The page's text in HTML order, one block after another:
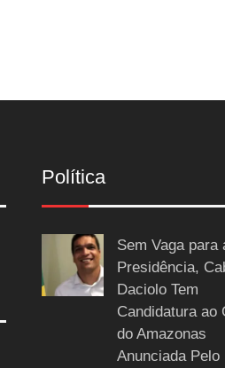
Política
Sem Vaga para
Presidência,
Daciolo Tem
Candidatura ao
do Amazonas
Anunciada Pelo